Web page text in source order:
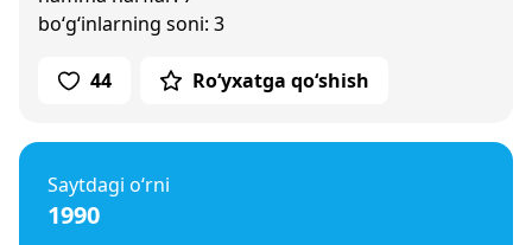
bo‘g‘inlarning soni: 3
44 Ro‘yxatga qo‘shish
Saytdagi o‘rni
1990